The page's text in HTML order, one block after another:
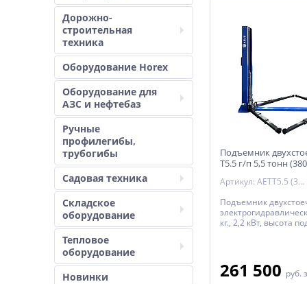
Дорожно-
строительная
техника
Оборудование Horex
Оборудование для
АЗС и нефтебаз
Ручные
профилегибы,
трубогибы
Садовая техника
Складское
оборудование
Тепловое
оборудование
Новинки
Подъемник
Т5.5 г/п 5,5 тонн
Артикул: AETT5.5 (380)
Подъемник
кг., 2,2 кВт, высота
261 500 руб.